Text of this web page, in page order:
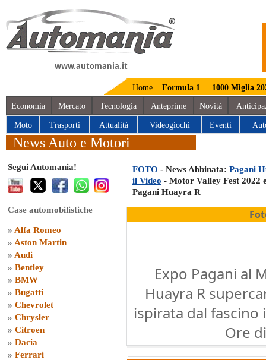
www.automania.it
Home Formula 1 1000 Miglia
Economia Mercato Tecnologia Anteprime Novità
Moto Trasporti Attualità Videogiochi Eventi
News Auto e Motori
Segui Automania!
Case automobilistiche
» Alfa Romeo
» Aston Martin
» Audi
» Bentley
» BMW
» Bugatti
» Chevrolet
» Chrysler
» Citroen
» Dacia
» Ferrari
FOTO - News Abbinata: Pagani
il Video - Motor Valley Fest 2022
Pagani Huayra R
Expo Pagani al
Huayra R
ispirata dal
Ore